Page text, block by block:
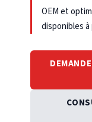
OEM et
disponibles